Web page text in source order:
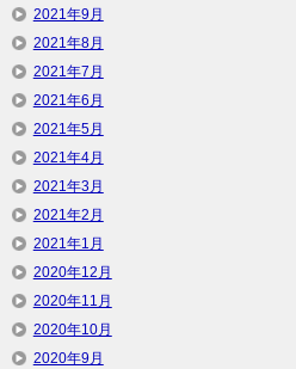
2021年9月
2021年8月
2021年7月
2021年6月
2021年5月
2021年4月
2021年3月
2021年2月
2021年1月
2020年12月
2020年11月
2020年10月
2020年9月